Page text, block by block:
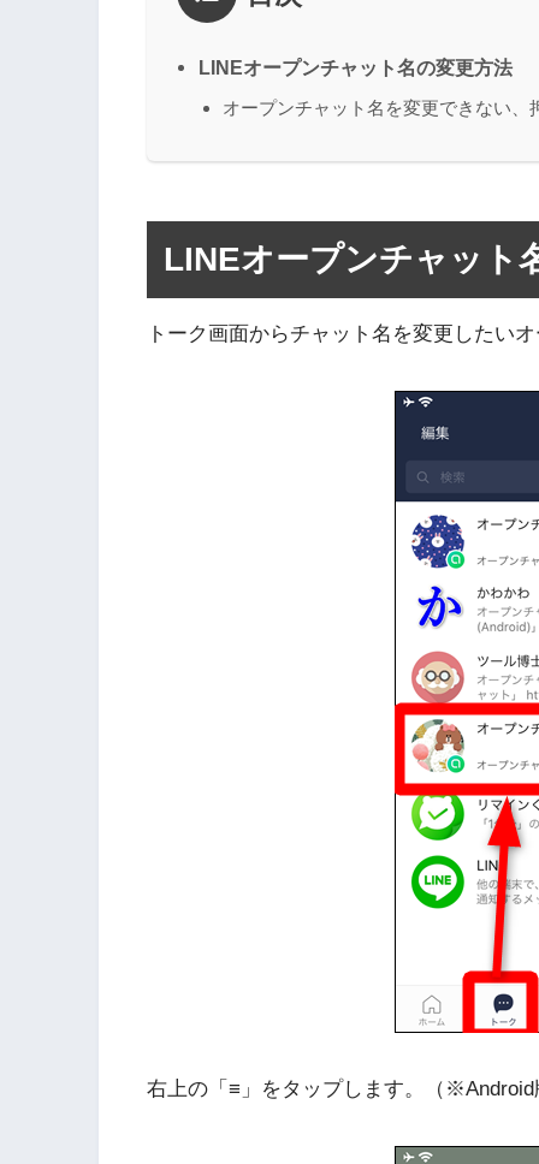
LINEオープンチャット名の変更方法
オープンチャット名を変更できない
LINEオープンチャット
トーク画面からチャット名を変更したい
右上の「≡」をタップします。（